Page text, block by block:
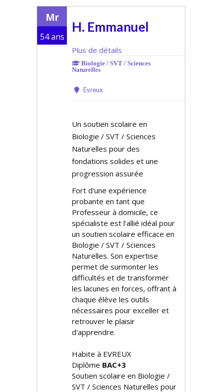
Mr
54 ans
H. Emmanuel
Plus de détails
Biologie / SVT / Sciences
Naturelles
Evreux
Un soutien scolaire en
Biologie / SVT / Sciences
Naturelles pour des
fondations solides et une
progression assurée
Fort d'une expérience
probante en tant que
Professeur à domicile, ce
spécialiste est l'allié idéal pour
un soutien scolaire efficace en
Biologie / SVT / Sciences
Naturelles. Son expertise
permet de surmonter les
difficultés et de transformer
les lacunes en forces, offrant à
chaque élève les outils
nécessaires pour exceller et
retrouver le plaisir
d'apprendre.
Habite à EVREUX
Diplôme BAC+3
Soutien scolaire en Biologie /
SVT / Sciences Naturelles pour